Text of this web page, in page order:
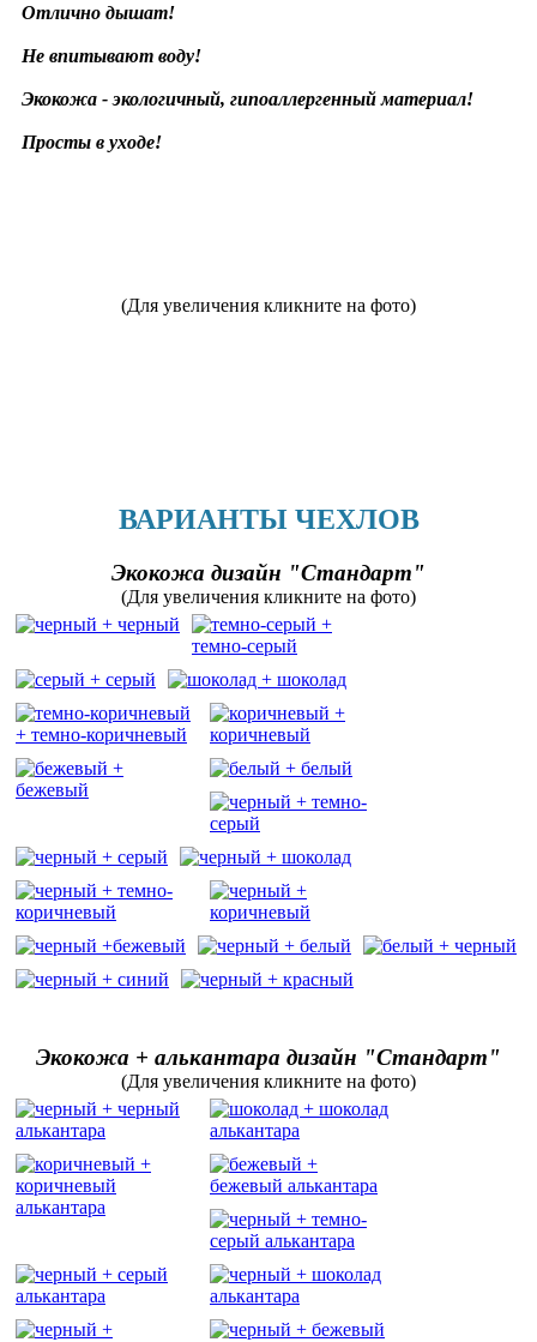
Отлично дышат!
Не впитывают воду!
Экокожа - экологичный, гипоаллергенный материал!
Просты в уходе!
(Для увеличения кликните на фото)
ВАРИАНТЫ ЧЕХЛОВ
Экокожа дизайн "Стандарт"
(Для увеличения кликните на фото)
Экокожа + алькантара дизайн "Стандарт"
(Для увеличения кликните на фото)